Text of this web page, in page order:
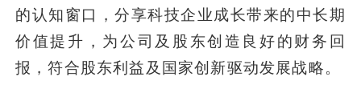
的认知窗口，分享科技企业成长带来的中长期
价值提升，为公司及股东创造良好的财务回
报，符合股东利益及国家创新驱动发展战略。